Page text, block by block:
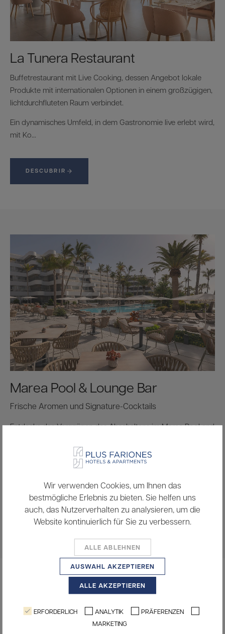
La Tunera Restaurant
Buffetrestaurant mit Live Cooking, dessen Angebot lokale
Produkte mit internationalen Optionen in einem großzügigen,
lichtdurchfluteten Raum verbindet.
Ein dynamisches Umfeld, in dem Gastronomie live erlebt wird,
mit Ko...
DESCUBRIR
Marea Pool & Lounge Bar
Frische Aromen und Signature-Cocktails
Entdecke das Vergnügen des Abschaltens im Marea Pool and
Tag über Getränke, Snacks und eine entspannte Atmosphäre
Ein Treffpunkt im Freien, an de...
DESCUBRIR
Wir verwenden Cookies, um Ihnen das
bestmögliche Erlebnis zu bieten. Sie helfen uns
auch, das Nutzerverhalten zu analysieren, um die
Website kontinuierlich für Sie zu verbessern.
ALLE ABLEHNEN
AUSWAHL AKZEPTIEREN
ALLE AKZEPTIEREN
ERFORDERLICH ANALYTIK
PRÄFERENZEN
MARKETING